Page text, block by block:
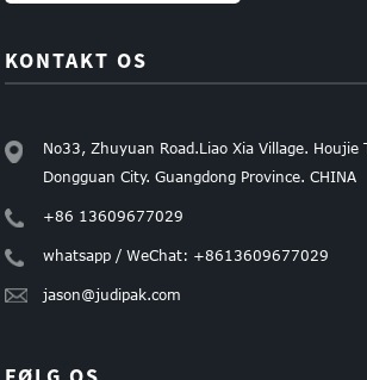
KONTAKT OS
No33, Zhuyuan Road.Liao Xia Village. Houjie
Dongguan City. Guangdong Province. CHINA
+86 13609677029
whatsapp / WeChat: +8613609677029
jason@judipak.com